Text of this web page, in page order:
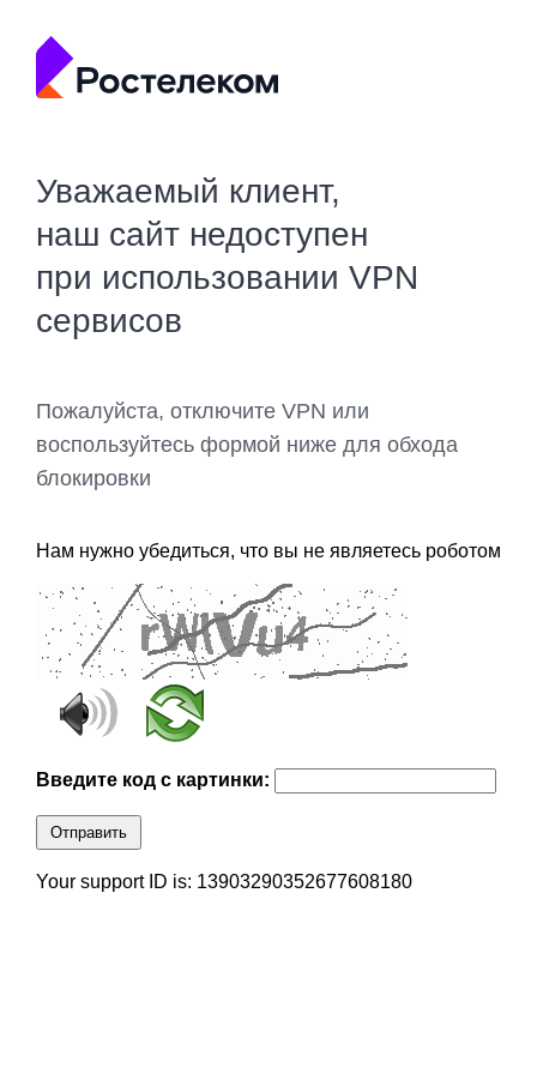
Уважаемый клиент,
наш сайт недоступен
при использовании VPN
сервисов
Пожалуйста, отключите VPN или
воспользуйтесь формой ниже для обхода
блокировки
Нам нужно убедиться, что вы не являетесь роботом
Введите код с картинки:
Отправить
Your support ID is: 13903290352677608180